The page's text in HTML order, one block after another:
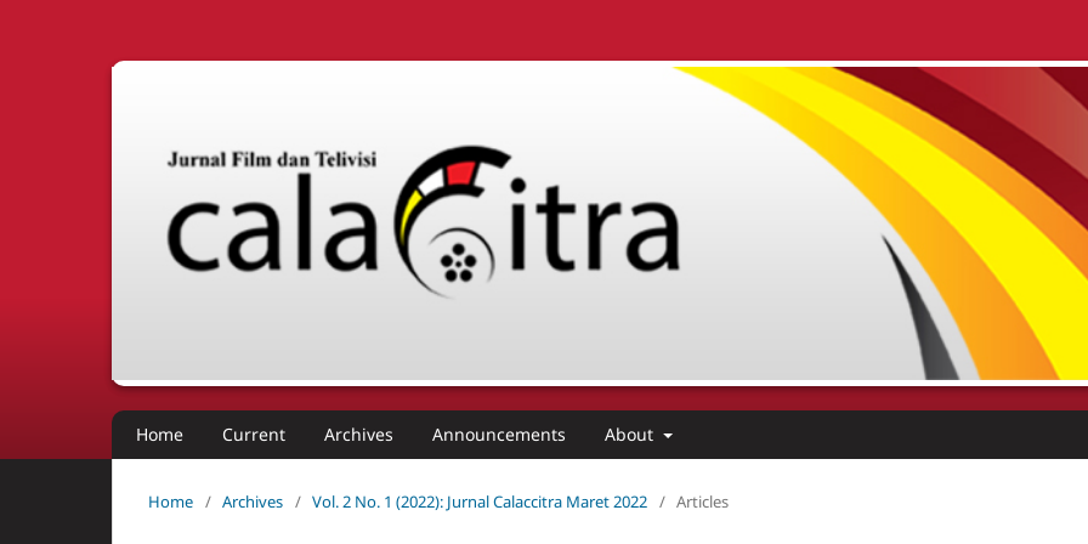
Home Current Archives Announcements About
Home / Archives / Vol. 2 No. 1 (2022): Jurnal Calaccitra Maret 2022 / Articles